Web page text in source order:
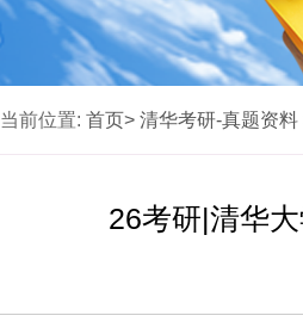
当前位置: 首页> 清华考研-真题资料
26考研|清华